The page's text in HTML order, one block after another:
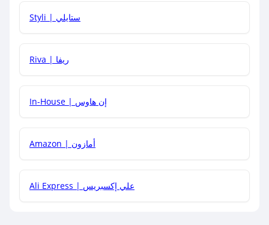
هل يمكنني جمع كود خصم مع العروض الأخرى؟
Styli | ستايلي
Riva | ريفا
In-House | إن هاوس
Amazon | أمازون
Ali Express | علي إكسبريس